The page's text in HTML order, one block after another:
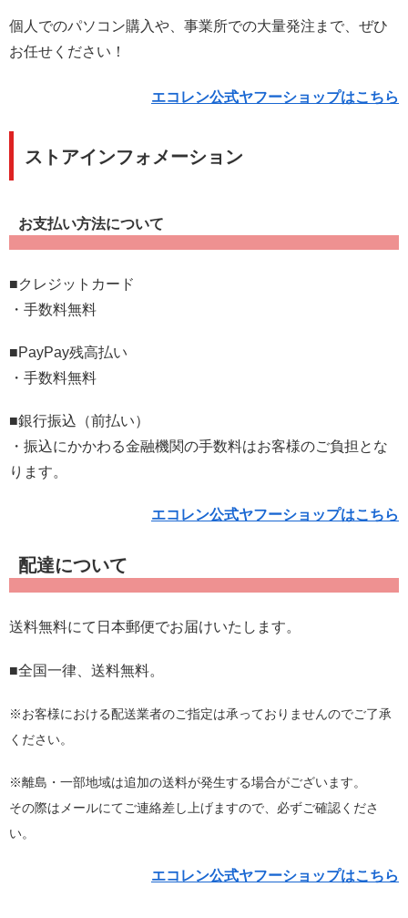
個人でのパソコン購入や、事業所での大量発注まで、ぜひ
お任せください！
エコレン公式ヤフーショップはこちら
ストアインフォメーション
お支払い方法について
■クレジットカード
・手数料無料
■PayPay残高払い
・手数料無料
■銀行振込（前払い）
・振込にかかわる金融機関の手数料はお客様のご負担とな
ります。
エコレン公式ヤフーショップはこちら
配達について
送料無料にて日本郵便でお届けいたします。
■全国一律、送料無料。
※お客様における配送業者のご指定は承っておりませんのでご了承
ください。
※離島・一部地域は追加の送料が発生する場合がございます。
その際はメールにてご連絡差し上げますので、必ずご確認くださ
い。
エコレン公式ヤフーショップはこちら